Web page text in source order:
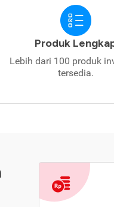
Produk
Lebih dari 100 produk
tersedia.